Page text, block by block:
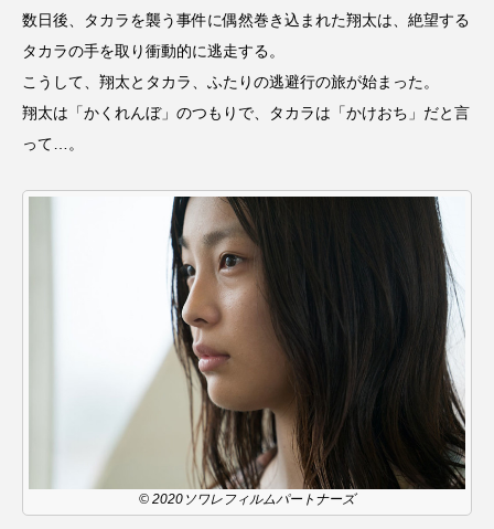
SANDA ORGANIC VILLAGE MEETINGのつながるラジオ
SDGs・タイプスマート農業推進プロジェクト関西学院
SIKIガーデン Autumn Season
Singing with a smile snowwhite
SPOTTED PRODUCTIONS/TWIN
SUNSUNキッズ The Room Next Door
This is SUEKI We Live In Time
youtube Yukoの子連れハワイ旅珍道中
数日後、タカラを襲う事件に偶然巻き込まれた翔太は、絶望する
タカラの手を取り衝動的に逃走する。
こうして、翔太とタカラ、ふたりの逃避行の旅が始まった。
翔太は「かくれんぼ」のつもりで、タカラは「かけおち」だと言
って…。
© 2020ソワレフィルムパートナーズ